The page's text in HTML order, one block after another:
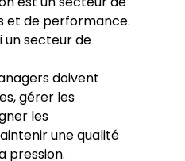
et de performance.
un secteur de
doivent
gérer les
les
une qualité
pression.